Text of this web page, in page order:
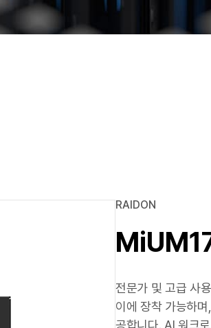
RAIDON
전문가 및 고급 사
이에 장착 가능하
공합니다. AI 워크